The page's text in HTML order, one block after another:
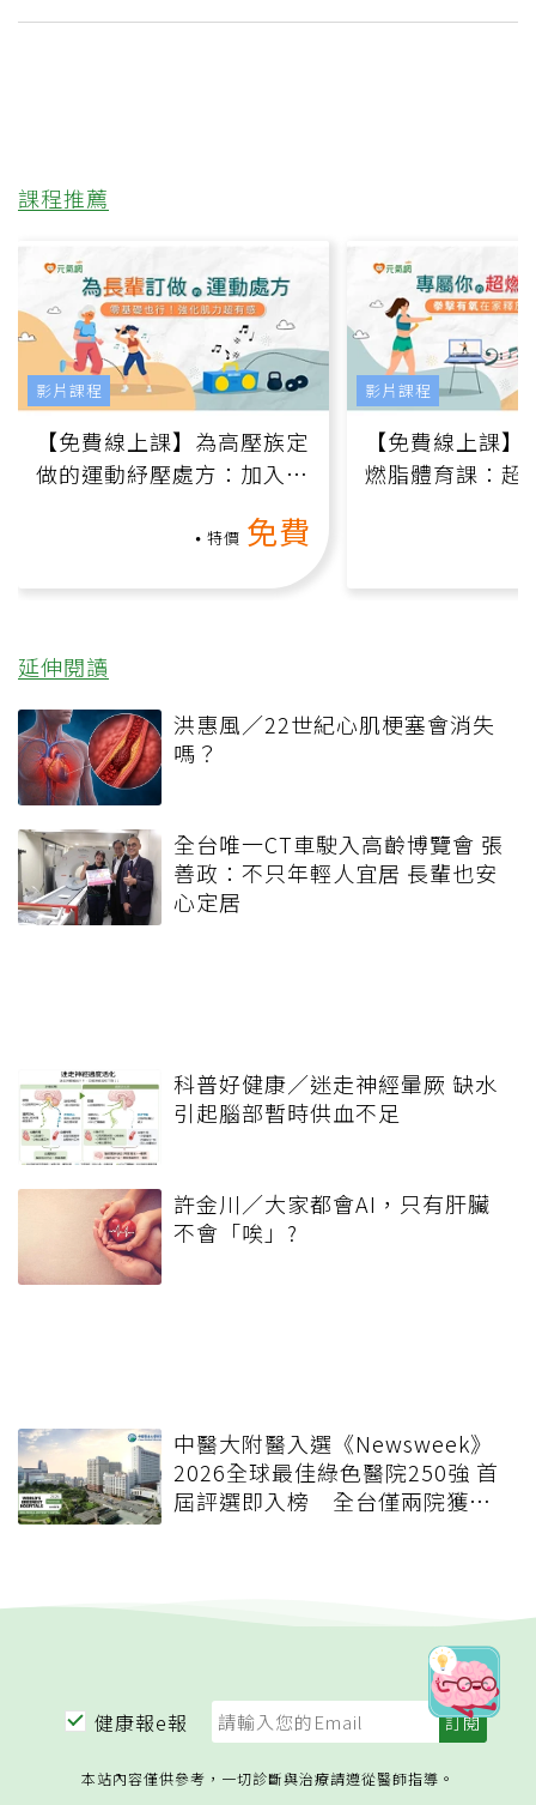
課程推薦
【免費線上課】為高壓族定
做的運動紓壓處方：加入行
特價 免費
影片課程
【免費線上課
燃脂體育課：超
影片課程
延伸閱讀
洪惠風／22世紀心肌梗塞會消失
嗎？
全台唯一CT車駛入高齡博覽會 張
善政：不只年輕人宜居 長輩也安
心定居
科普好健康／迷走神經暈厥 缺水
引起腦部暫時供血不足
許金川／大家都會AI，只有肝臟
不會「唉」?
中醫大附醫入選《Newsweek》
2026全球最佳綠色醫院250強 首
屆評選即入榜 全台僅兩院獲
健康報e報
本站內容僅供參考，一切診斷與治療請遵從醫師指導。